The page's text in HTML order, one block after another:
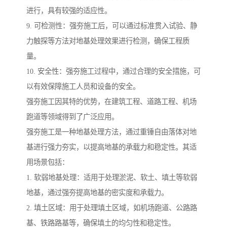
进行，具有较强的适应性。
9. 可检测性：强夯施工后，可以通过标准贯入试验、静
力触探等方法对地基处理效果进行检测，确保工程质
量。
10. 安全性：强夯施工过程中，通过合理的安全措施，可
以有效保障施工人员和设备的安全。
强夯施工因其特的优势，在建筑工程、道路工程、机场
跑道等领域得到了广泛应用。
强夯施工是一种地基处理方法，通过重锤自由落体对地
基进行强力夯实，以提高地基的承载力和稳定性。其适
用场景包括：
1. 软弱地基处理：适用于处理淤泥、软土、填土等软弱
地基，通过强夯提高地基的密实度和承载力。
2. 填土区域：用于处理填土区域，如机场跑道、公路路
基、铁路路基等，确保填土的均匀性和稳定性。